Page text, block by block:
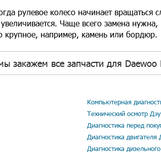
рулевое колесо начинает вращаться
Чаще всего замена нужна,
крупное, например, камень или бордюр.
закажем все запчасти для Daewoo
Компьютерная
Технический осмотр
Диагностика перед
Диагностика двигателя
Диагностика